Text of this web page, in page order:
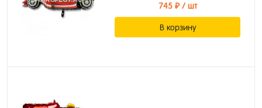
745 ₽/ шт
В корзину